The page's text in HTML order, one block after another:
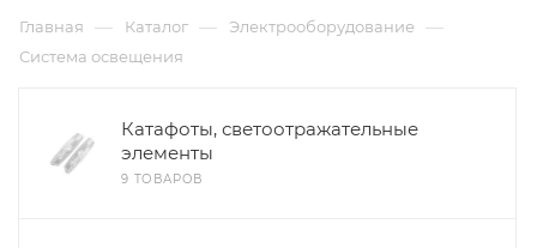
Главная — Каталог — Электрооборудование —
Система освещения
Катафоты, светоотражательные
элементы
9 ТОВАРОВ